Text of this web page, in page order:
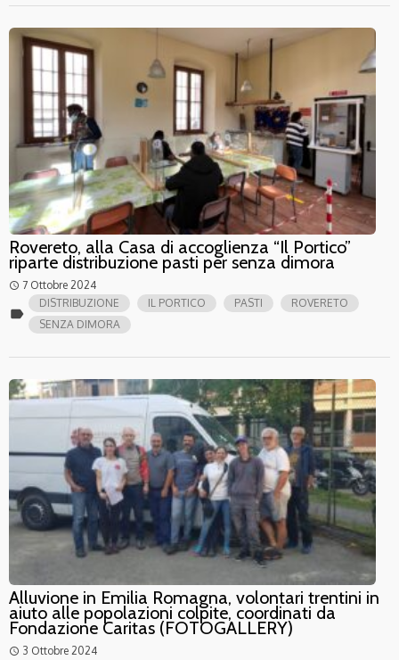
Rovereto, alla Casa di accoglienza “Il Portico”
riparte distribuzione pasti per senza dimora
access_time 7 Ottobre 2024
label
DISTRIBUZIONE IL PORTICO PASTI
ROVERETO
SENZA DIMORA
Alluvione in Emilia Romagna, volontari trentini in
aiuto alle popolazioni colpite, coordinati da
Fondazione Caritas (FOTOGALLERY)
access_time 3 Ottobre 2024